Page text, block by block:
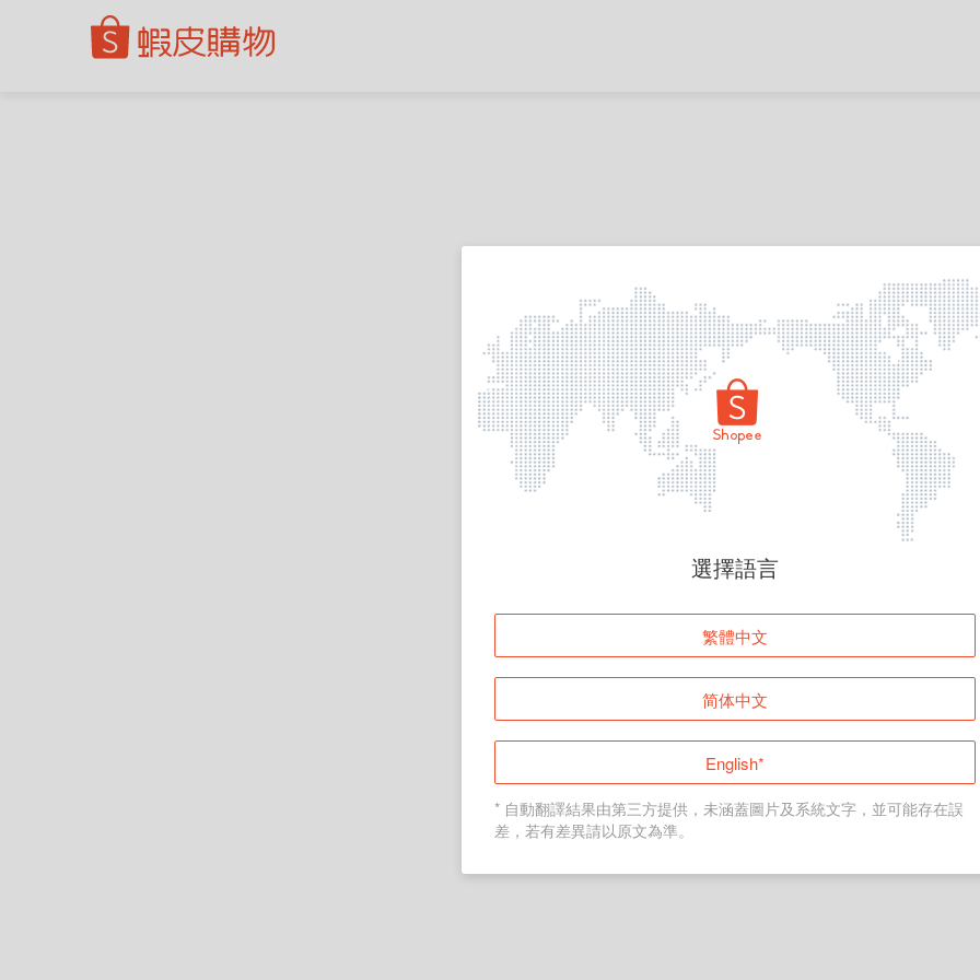
頁面無法顯示
登入
返回首頁
選擇語言
繁體中文
简体中文
English*
* 自動翻譯結果由第三方提供，未涵蓋圖片及系統文字，並可能存在誤
差，若有差異請以原文為準。